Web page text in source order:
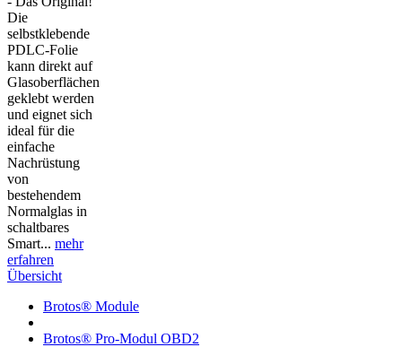
Die
selbstklebende
PDLC-Folie
kann direkt auf
Glasoberflächen
geklebt werden
und eignet sich
ideal für die
einfache
Nachrüstung
von
bestehendem
Normalglas in
schaltbares
Smart... mehr
erfahren
Übersicht
Brotos® Module
Brotos® Pro-Modul OBD2